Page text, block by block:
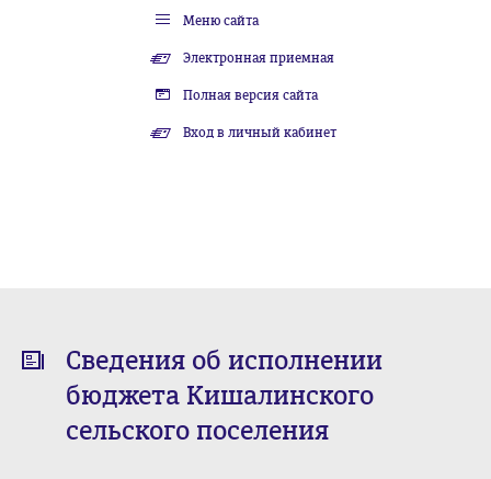
Меню сайта
Электронная приемная
Полная версия сайта
Вход в личный кабинет
Сведения об исполнении
бюджета Кишалинского
сельского поселения